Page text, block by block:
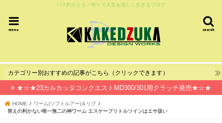
バス釣りとモノ作りで人生を楽しく生きるブログ
search
menu
カテゴリー別おすすめの記事がこちら（クリックできます）
★☆★23カルカッタコンクエストMD300/301用クラッチ発売★☆★
HOME
ワーム(ソフトルアー)＆リグ
替えの利かない唯一無二の神ワーム エスケープリトルツインはエサ扱い